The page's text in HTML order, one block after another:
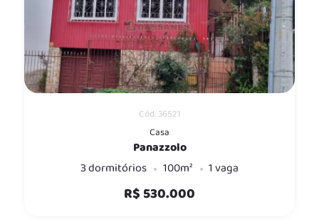
Cód. 36521
Casa
Panazzolo
3 dormitórios
100m² 1 vaga
R$ 530.000